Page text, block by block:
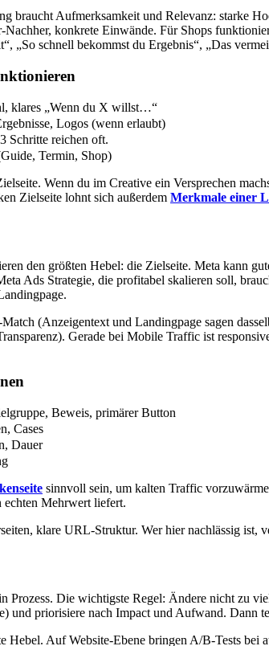
braucht Aufmerksamkeit und Relevanz: starke
Nachher, konkrete Einwände. Für Shops
„So schnell bekommst du Ergebnis“, „Das
klares „Wenn du X willst…“
Logos (wenn erlaubt)
Schritte reichen oft.
Termin, Shop)
Wenn du im Creative ein Versprechen
Zielseite lohnt sich außerdem Merkmale einer
den größten Hebel: die Zielseite. Meta kann
Ads Strategie, die profitabel skalieren soll,
(Anzeigentext und Landingpage sagen
Gerade bei Mobile Traffic ist
Beweis, primärer Button
Cases
Dauer
sinnvoll sein, um kalten Traffic
echten Mehrwert liefert.
klare URL-Struktur. Wer hier nachlässig ist,
Prozess. Die wichtigste Regel: Ändere nicht zu
und priorisiere nach Impact und Aufwand.
Auf Website-Ebene bringen A/B-Tests bei